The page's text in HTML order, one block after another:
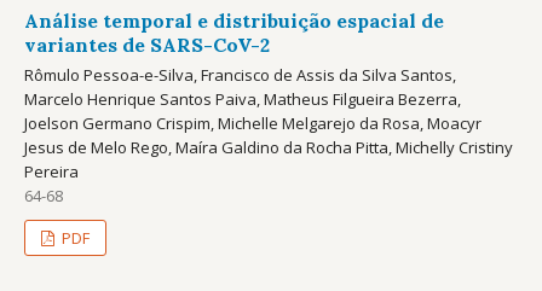
Análise temporal e distribuição espacial de
variantes de SARS-CoV-2
Rômulo Pessoa-e-Silva, Francisco de Assis da Silva Santos,
Marcelo Henrique Santos Paiva, Matheus Filgueira Bezerra,
Joelson Germano Crispim, Michelle Melgarejo da Rosa, Moacyr
Jesus de Melo Rego, Maíra Galdino da Rocha Pitta, Michelly Cristiny
Pereira
64-68
PDF